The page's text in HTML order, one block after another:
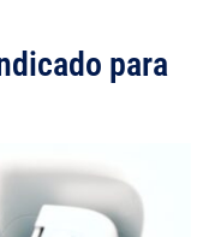
para